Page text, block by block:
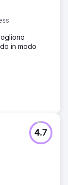
audit di
AI Overview
più
del 92%
in Google
ripresi e
di demo in
aumentare la
in modo
4.7